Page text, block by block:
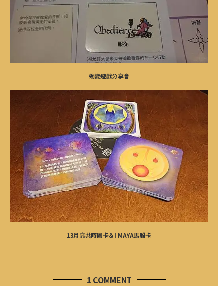
蛻變遊戲分享會
13月亮共時圖卡＆I MAYA馬雅卡
1 COMMENT